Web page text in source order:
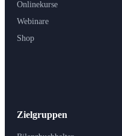
Onlinekurse
Webinare
Shop
Zielgruppen